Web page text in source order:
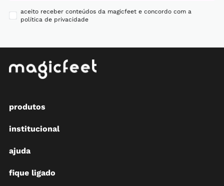
aceito receber conteúdos da magicfeet e concordo com a
política de privacidade
produtos
institucional
ajuda
fique ligado